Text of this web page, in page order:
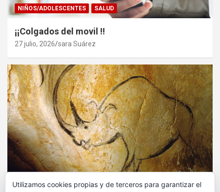
NIÑOS/ADOLESCENTES SALUD
¡¡Colgados del movil !!
27 julio, 2026 sara Suárez
Utilizamos cookies propias y de terceros para garantizar el